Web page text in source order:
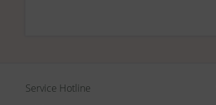
Service Hotline